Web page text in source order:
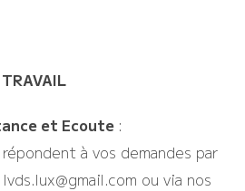
et Ecoute :
à vos demandes par
lvds.lux@gmail.com ou via nos